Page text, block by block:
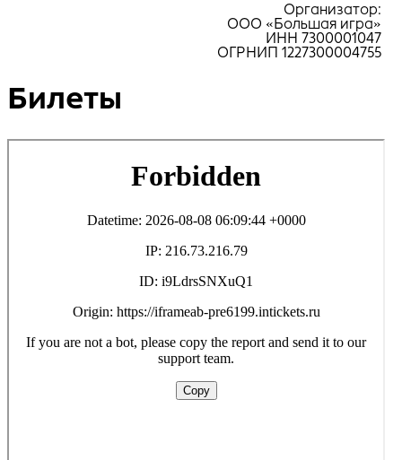
Организатор:
ООО «Большая игра»
ИНН 7300001047
ОГРНИП 1227300004755
Билеты